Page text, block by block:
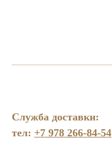
Служба доставки:
тел: +7 978 266-84-54